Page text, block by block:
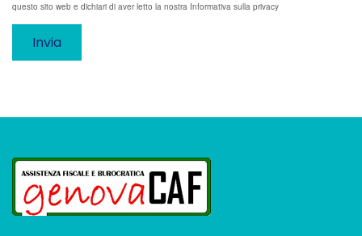
questo sito web e dichiari di aver letto la nostra Informativa sulla privacy